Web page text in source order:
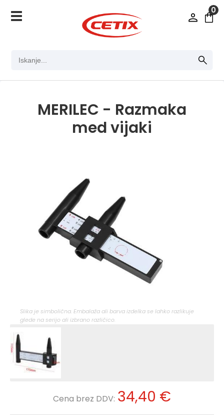
0
MERILEC - Razmaka
med vijaki
Slika je simbolična. Embalaža ali barva izdelka se lahko razlikuje
glede na serijo ali izbrano različico.
Cena brez DDV: 34,40 €